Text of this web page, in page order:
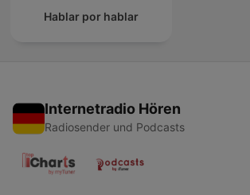
Hablar por hablar
Internetradio Hören
Radiosender und Podcasts